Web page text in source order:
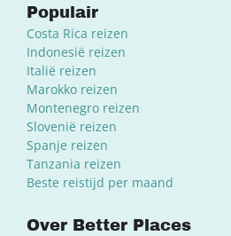
Populair
Costa Rica reizen
Indonesië reizen
Italië reizen
Marokko reizen
Montenegro reizen
Slovenië reizen
Spanje reizen
Tanzania reizen
Beste reistijd per maand
Over Better Places